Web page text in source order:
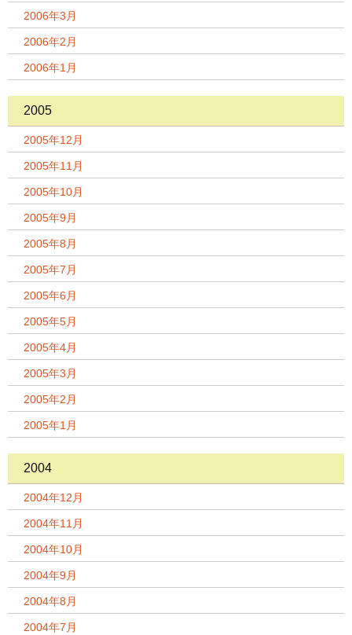
2006年3月
2006年2月
2006年1月
2005
2005年12月
2005年11月
2005年10月
2005年9月
2005年8月
2005年7月
2005年6月
2005年5月
2005年4月
2005年3月
2005年2月
2005年1月
2004
2004年12月
2004年11月
2004年10月
2004年9月
2004年8月
2004年7月